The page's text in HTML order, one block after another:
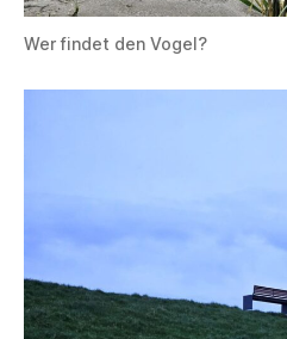
Wer findet den Vogel?